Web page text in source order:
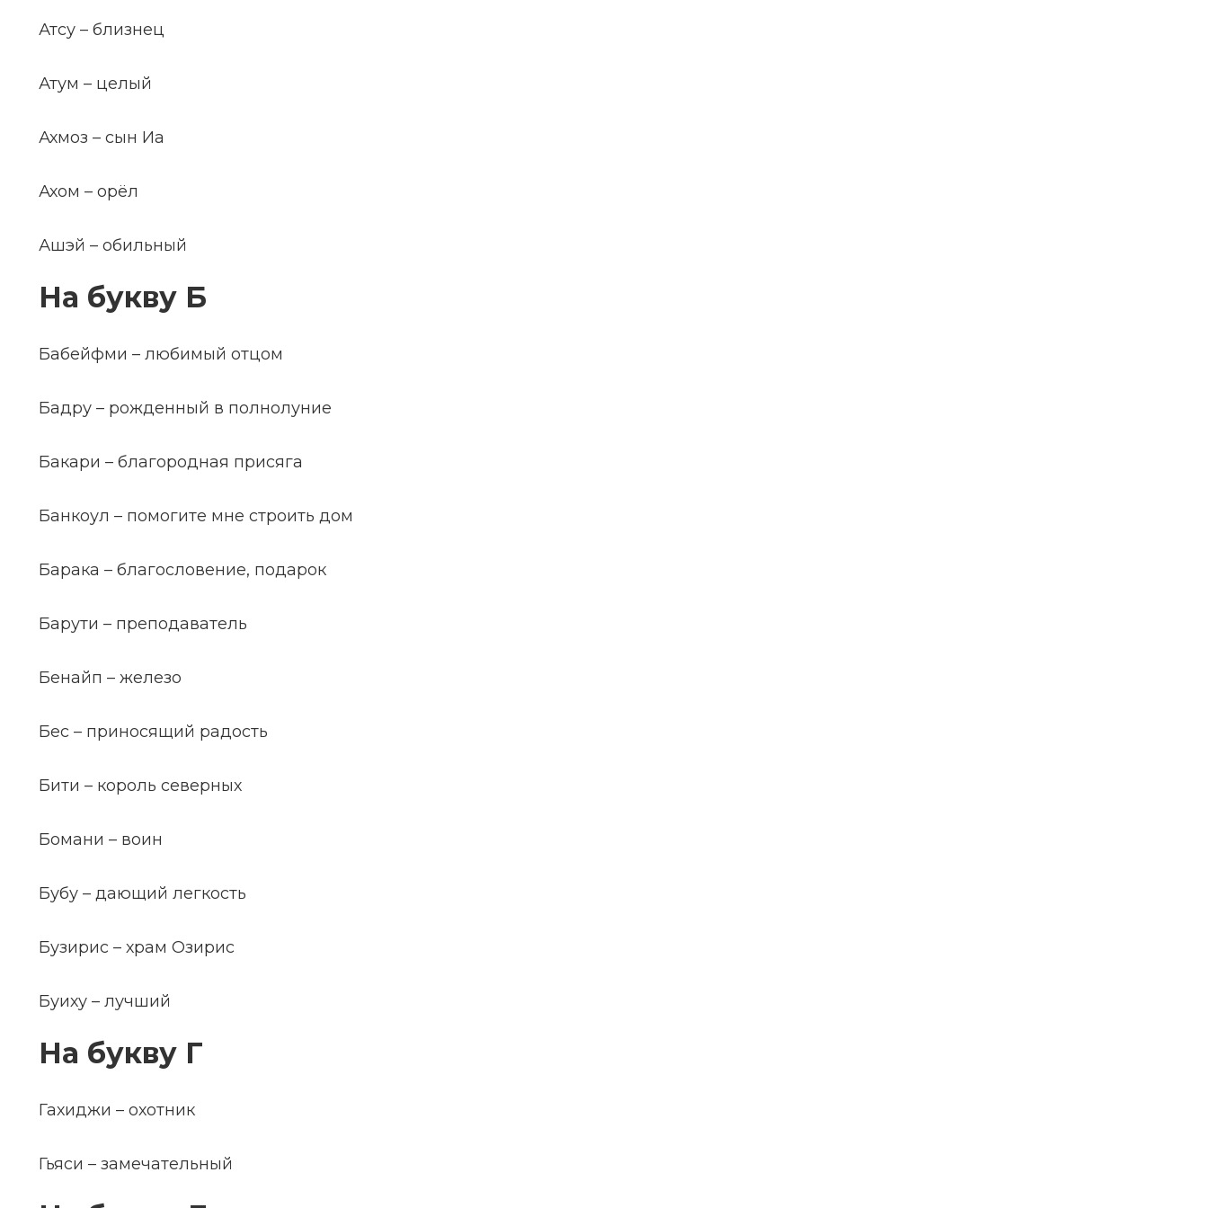
Атсу – близнец
Атум – целый
Ахмоз – сын Иа
Ахом – орёл
Ашэй – обильный
На букву Б
Бабейфми – любимый отцом
Бадру – рожденный в полнолуние
Бакари – благородная присяга
Банкоул – помогите мне строить дом
Барака – благословение, подарок
Барути – преподаватель
Бенайп – железо
Бес – приносящий радость
Бити – король северных
Бомани – воин
Бубу – дающий легкость
Бузирис – храм Озирис
Буиху – лучший
На букву Г
Гахиджи – охотник
Гьяси – замечательный